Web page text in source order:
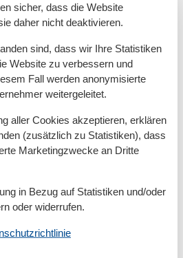
sicher, dass die Website
daher nicht deaktivieren.
sind, dass wir Ihre Statistiken
Website zu verbessern und
Fall werden anonymisierte
weitergeleitet.
aller Cookies akzeptieren, erklären
(zusätzlich zu Statistiken), dass
Marketingzwecke an Dritte
in Bezug auf Statistiken und/oder
oder widerrufen.